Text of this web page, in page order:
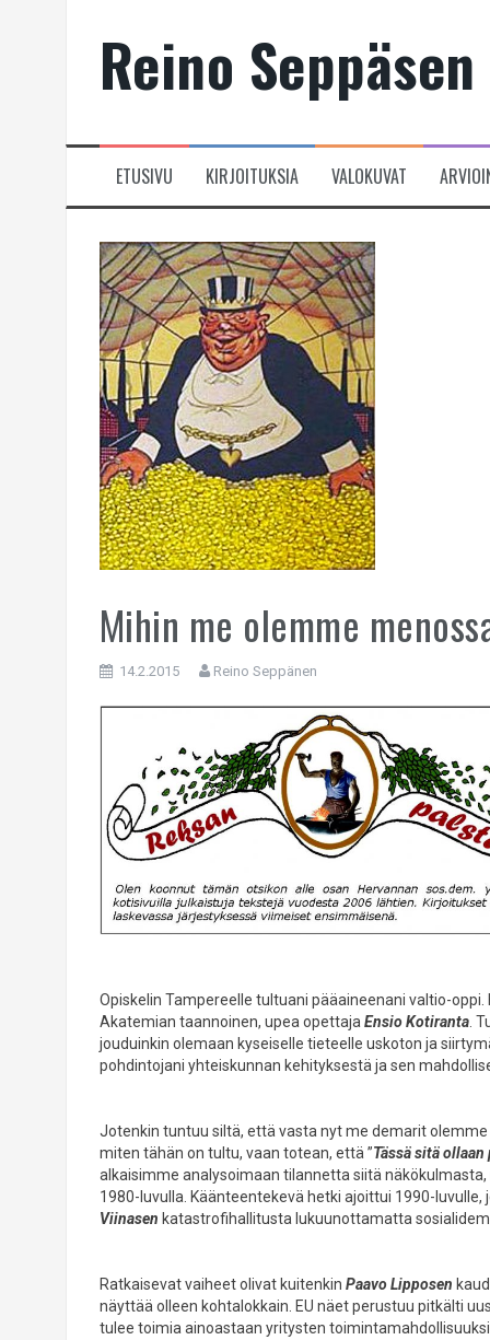
Reino
ETUSIVU KIRJOITUKSIA VALOKUVAT
Mihin me olemme
14.2.2015 Reino Seppänen
Opiskelin Tampereelle tultuani pääaineenani valtio-
Akatemian taannoinen, upea opettaja Ensio Kotiranta.
jouduinkin olemaan kyseiselle tieteelle uskoton ja
pohdintojani yhteiskunnan kehityksestä ja sen
Jotenkin tuntuu siltä, että vasta nyt me demarit
miten tähän on tultu, vaan totean, että ”Tässä sitä
alkaisimme analysoimaan tilannetta siitä
1980-luvulla. Käänteentekevä hetki ajoittui 1990-
Viinasen katastrofihallitusta lukuunottamatta
Ratkaisevat vaiheet olivat kuitenkin Paavo Lipposen
näyttää olleen kohtalokkain. EU näet perustuu pitkälti
tulee toimia ainoastaan yritysten